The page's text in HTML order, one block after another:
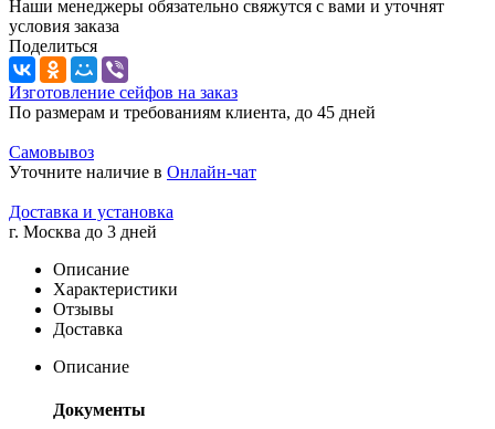
Наши менеджеры обязательно свяжутся с вами и уточнят
условия заказа
Поделиться
Изготовление сейфов на заказ
По размерам и требованиям клиента, до 45 дней
Самовывоз
Уточните наличие в Онлайн-чат
Доставка и установка
г. Москва до 3 дней
Описание
Характеристики
Отзывы
Доставка
Описание
Документы